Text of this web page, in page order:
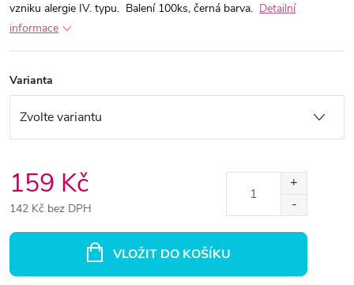
vzniku alergie IV. typu. Balení 100ks, černá barva. Detailní
informace
Varianta
159 Kč
142 Kč bez DPH
VLOŽIT DO KOŠÍKU